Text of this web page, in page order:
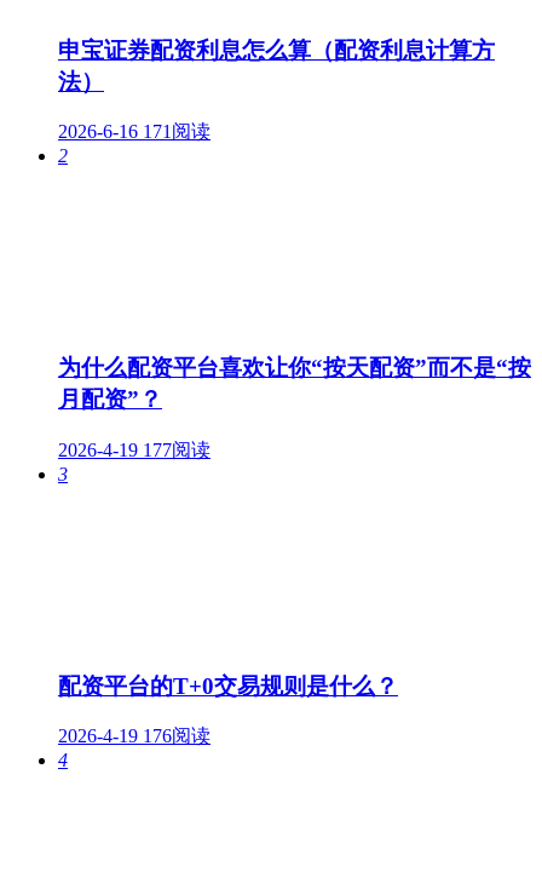
申宝证券配资利息怎么算（配资利息计算方
法）
2026-6-16 171阅读
2
为什么配资平台喜欢让你“按天配资”而不是“按
月配资”？
2026-4-19 177阅读
3
配资平台的T+0交易规则是什么？
2026-4-19 176阅读
4